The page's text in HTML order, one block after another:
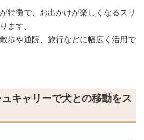
特徴で、お出かけが楽しくなるスリ
ます。
歩や通院、旅行などに幅広く活用で
キャリーで犬との移動をス